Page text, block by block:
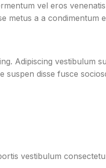
vel eros
metus a a
Adipiscing vestibulum
suspen disse fusce
vestibulum